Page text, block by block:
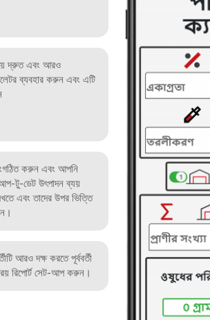
দ্রুত এবং আরও
ব্যবহার করুন এবং এটি
করুন এবং আপনি
টু-ডেট উৎপাদন ব্যয়
এবং তাদের উপর ভিত্তি
আরও দক্ষ করতে পূর্ববর্তী
রিপোর্ট সেট-আপ করুন।